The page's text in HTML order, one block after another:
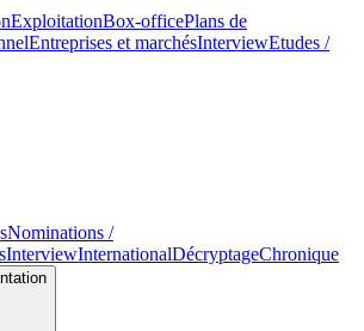
ExploitationBox-officePlans de
Entreprises et marchésInterviewEtudes /
Nominations /
InterviewInternationalDécryptageChronique